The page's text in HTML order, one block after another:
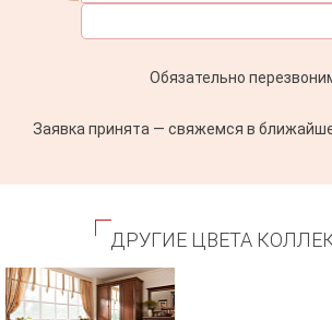
Обязательно
Заявка принята — свяжемся в
ДРУГИЕ ЦВЕТА